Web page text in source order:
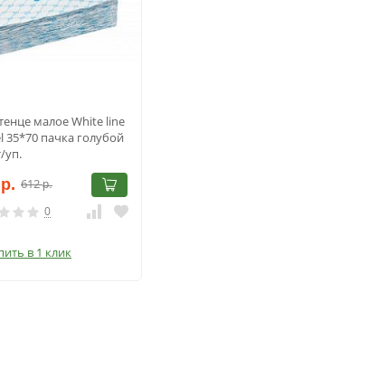
малое White line
35*70 пачка голубой
уп.
р. 612р.
0
в 1 клик